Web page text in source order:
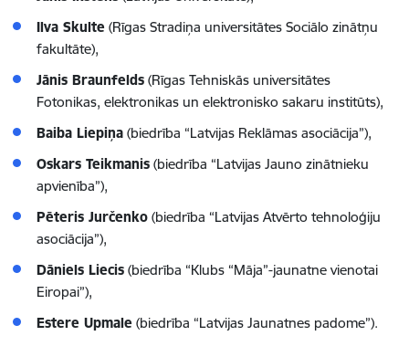
Ilva Skulte (Rīgas Stradiņa universitātes Sociālo zinātņu
fakultāte),
Jānis Braunfelds (Rīgas Tehniskās universitātes
Fotonikas, elektronikas un elektronisko sakaru institūts),
Baiba Liepiņa (biedrība “Latvijas Reklāmas asociācija”),
Oskars Teikmanis (biedrība “Latvijas Jauno zinātnieku
apvienība”),
Pēteris Jurčenko (biedrība “Latvijas Atvērto tehnoloģiju
asociācija”),
Dāniels Liecis (biedrība “Klubs “Māja”-jaunatne vienotai
Eiropai”),
Estere Upmale (biedrība “Latvijas Jaunatnes padome”).